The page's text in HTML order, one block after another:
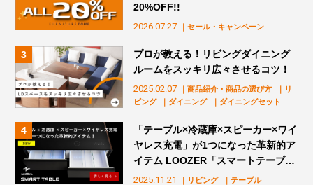
2026.07.27 ｜セール・キャンペーン
20%OFF!!
2025.02.07 ｜商品紹介・商品の選び方
｜リ
ビング
｜ダイニング ｜ダイニングセット
プロが教える！リビングダイニング
ルームをスッキリ広々させるコツ！
2025.11.21 ｜リビング ｜テーブル
「テーブル×冷蔵庫×スピーカー×ワイ
ヤレス充電」が1つになった革新的ア
イテム LOOZER「スマートテーブ
ル」販売スタート！